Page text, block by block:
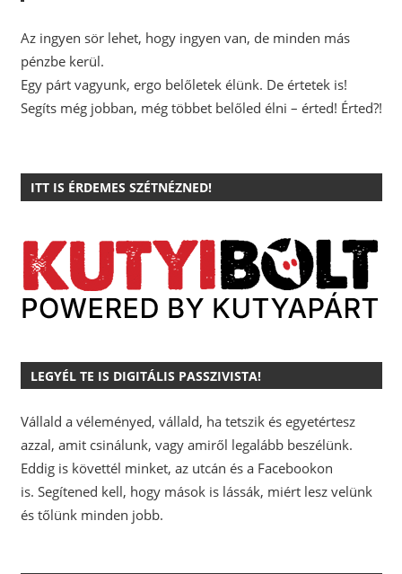
Az ingyen sör lehet, hogy ingyen van, de minden más
pénzbe kerül.
Egy párt vagyunk, ergo belőletek élünk. De értetek is!
Segíts még jobban, még többet belőled élni – érted! Érted?!
ITT IS ÉRDEMES SZÉTNÉZNED!
LEGYÉL TE IS DIGITÁLIS PASSZIVISTA!
Vállald a véleményed, vállald, ha tetszik és egyetértesz
azzal, amit csinálunk, vagy amiről legalább beszélünk.
Eddig is követtél minket, az utcán és a Facebookon
is. Segítened kell, hogy mások is lássák, miért lesz velünk
és tőlünk minden jobb.